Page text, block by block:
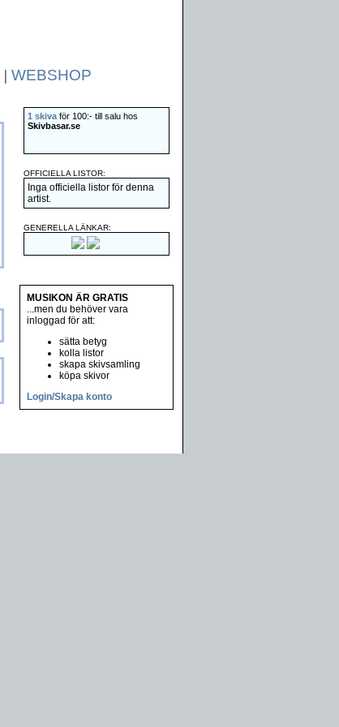
| WEBSHOP
1 skiva för 100:- till salu hos
Skivbasar.se
OFFICIELLA LISTOR:
Inga officiella listor för denna
artist.
GENERELLA LÄNKAR:
MUSIKON ÄR GRATIS
...men du behöver vara
inloggad för att:
sätta betyg
kolla listor
skapa skivsamling
köpa skivor
Login/Skapa konto